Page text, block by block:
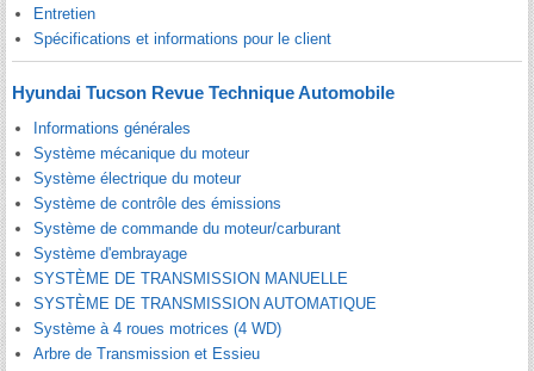
Entretien
Spécifications et informations pour le client
Hyundai Tucson Revue Technique Automobile
Informations générales
Système mécanique du moteur
Système électrique du moteur
Système de contrôle des émissions
Système de commande du moteur/carburant
Système d'embrayage
SYSTÈME DE TRANSMISSION MANUELLE
SYSTÈME DE TRANSMISSION AUTOMATIQUE
Système à 4 roues motrices (4 WD)
Arbre de Transmission et Essieu